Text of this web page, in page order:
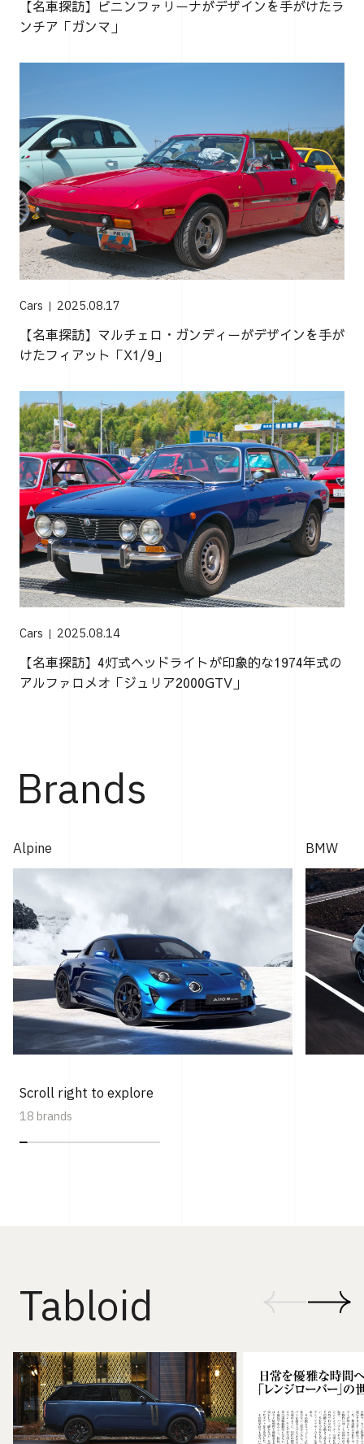
【名車探訪】ピニンファリーナがデザインを手がけたラ
ンチア「ガンマ」
Cars 2025.08.17
【名車探訪】マルチェロ・ガンディーがデザインを手が
けたフィアット「X1/9」
Cars 2025.08.14
【名車探訪】4灯式ヘッドライトが印象的な1974年式の
アルファロメオ「ジュリア2000GTV」
Brands
Alpine BMW
Scroll right to explore
18 brands
Tabloid